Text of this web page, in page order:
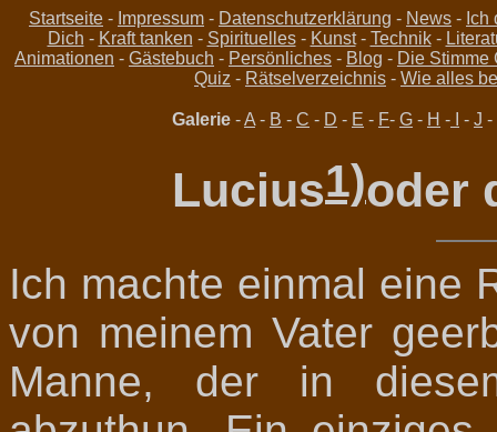
Startseite - Impressum - Datenschutzerklärung - News - Ich
Dich - Kraft tanken - Spirituelles- Kunst- Technik-
Animationen - Gästebuch - Persönliches - Blog - Die Stimme
Quiz - Rätselverzeichnis - Wie alles
Galerie -A - B - C - D - E - F- G - H - - J -
Lucius1)oder
Ich machte einmal eine
von meinem Vater
Manne, der in